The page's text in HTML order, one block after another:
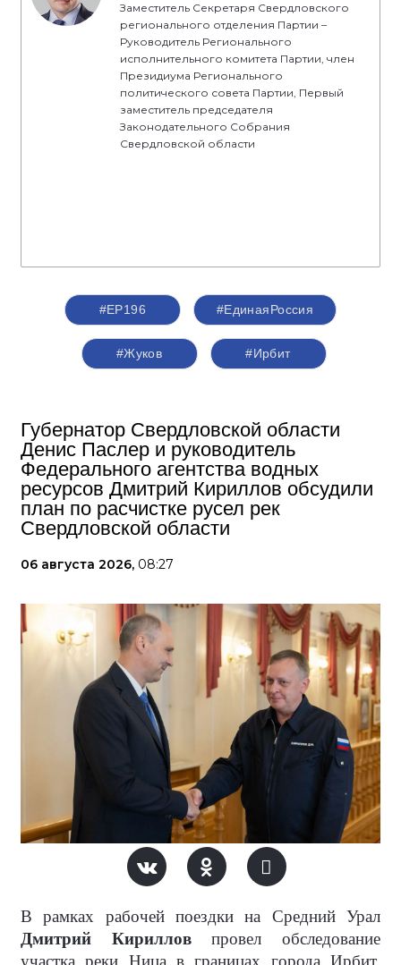
Заместитель Секретаря Свердловского
регионального отделения Партии –
Руководитель Регионального
исполнительного комитета Партии, член
Президиума Регионального
политического совета Партии, Первый
заместитель председателя
Законодательного Собрания
Свердловской области
#ЕР196 #‎ЕдинаяРоссия
#Жуков #Ирбит
Губернатор Свердловской области
Денис Паслер и руководитель
Федерального агентства водных
ресурсов Дмитрий Кириллов обсудили
план по расчистке русел рек
Свердловской области
06 августа 2026, 08:27
В рамках рабочей поездки на Средний Урал
Дмитрий Кирилловпровел обследование
участка реки Ница в границах города Ирбит,